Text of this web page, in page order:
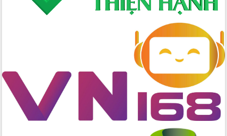
Ứng dụng sinh trắc học - Bước tiến
nghệ, hướng tới phát triển thủy sản
bền vững
Tập huấn nâng cao năng lực triển khai
chuyển đổi số cho cán bộ, công chức
cấp xã